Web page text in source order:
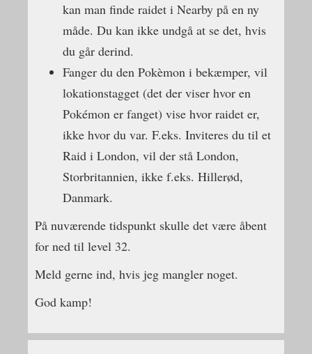
kan man finde raidet i Nearby på en ny
måde. Du kan ikke undgå at se det, hvis
du går derind.
Fanger du den Pokèmon i bekæmper, vil
lokationstagget (det der viser hvor en
Pokémon er fanget) vise hvor raidet er,
ikke hvor du var. F.eks. Inviteres du til et
Raid i London, vil der stå London,
Storbritannien, ikke f.eks. Hillerød,
Danmark.
På nuværende tidspunkt skulle det være åbent
for ned til level 32.
Meld gerne ind, hvis jeg mangler noget.
God kamp!